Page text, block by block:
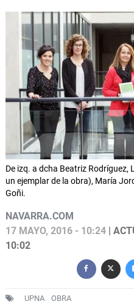
De izq. a dcha Beatriz Rodríguez,
un ejemplar de la obra), María
Goñi.
NAVARRA.COM
17 MAYO, 2016 - 10:24 |
10:02
UPNA OBRA